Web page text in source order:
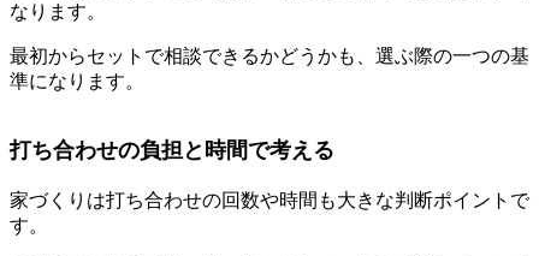
なります。
最初からセットで相談できるかどうかも、選ぶ際の一つの基
準になります。
打ち合わせの負担と時間で考える
家づくりは打ち合わせの回数や時間も大きな判断ポイントで
す。